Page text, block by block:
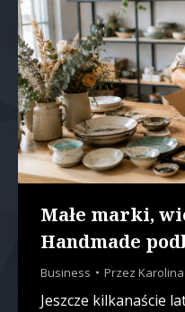
Małe marki,
Handmade
Business Przez
Jeszcze kilkanaście